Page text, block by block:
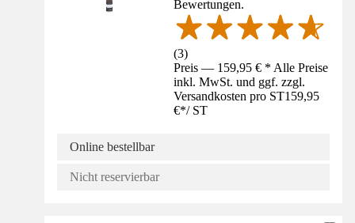
Bewertungen.
(3)
Preis — 159,95 € * Alle Preise
inkl. MwSt. und ggf. zzgl.
Versandkosten pro ST159,95
€*/ ST
Online bestellbar
Nicht reservierbar